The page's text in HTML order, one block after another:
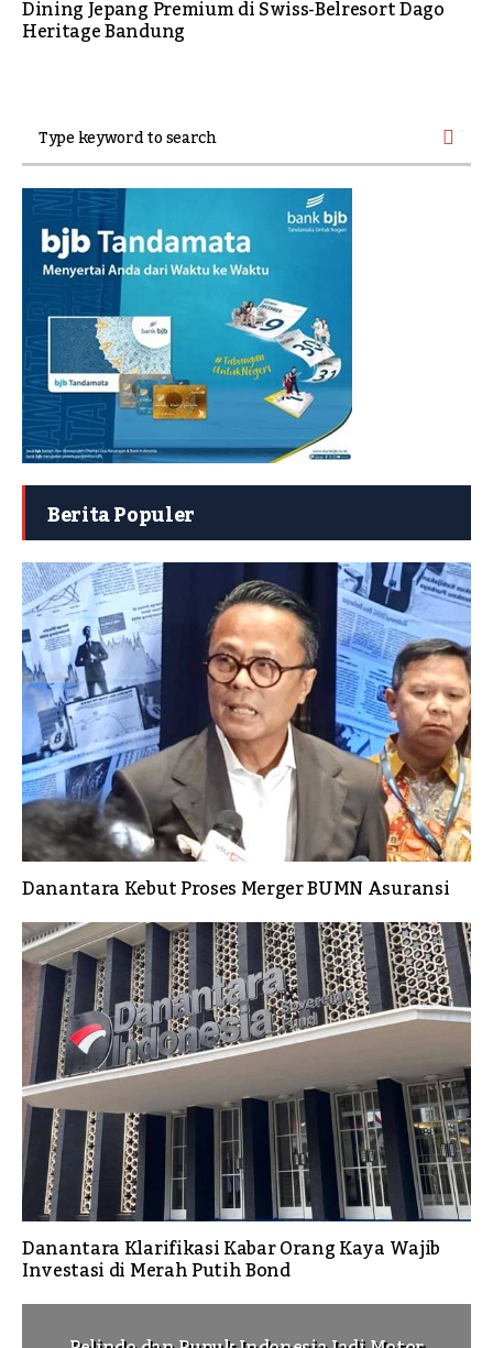
Dining Jepang Premium di Swiss-Belresort Dago
Heritage Bandung
Berita Populer
Danantara Kebut Proses Merger BUMN Asuransi
Danantara Klarifikasi Kabar Orang Kaya Wajib
Investasi di Merah Putih Bond